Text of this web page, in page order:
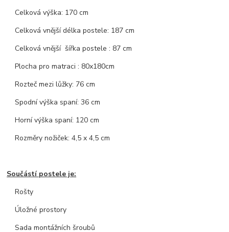
Celková výška: 170 cm
Celková vnější délka postele: 187 cm
Celková vnější šířka postele : 87 cm
Plocha pro matraci : 80x180cm
Rozteč mezi lůžky: 76 cm
Spodní výška spaní: 36 cm
Horní výška spaní: 120 cm
Rozměry nožiček: 4,5 x 4,5 cm
Součástí postele je:
Rošty
Úložné prostory
Sada montážních šroubů